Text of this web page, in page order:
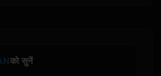
को सुनें